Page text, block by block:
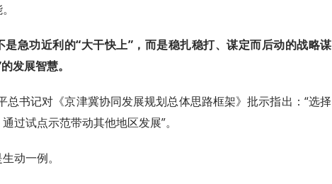
是急功近利的“大干快上”，而是稳扎稳打、谋定而后动的战略谋
发展智慧。
总书记对《京津冀协同发展规划总体思路框架》批示指出：“选择
过试点示范带动其他地区发展”。
动一例。